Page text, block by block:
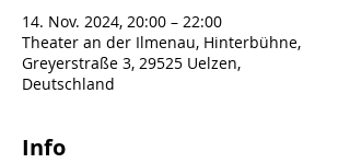
14. Nov. 2024, 20:00 – 22:00
Theater an der Ilmenau, Hinterbühne,
Greyerstraße 3, 29525 Uelzen,
Deutschland
Info